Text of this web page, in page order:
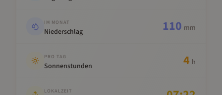
IM MONAT
Niederschlag 110 mm
PRO TAG
Sonnenstunden 4 h
LOKALZEIT